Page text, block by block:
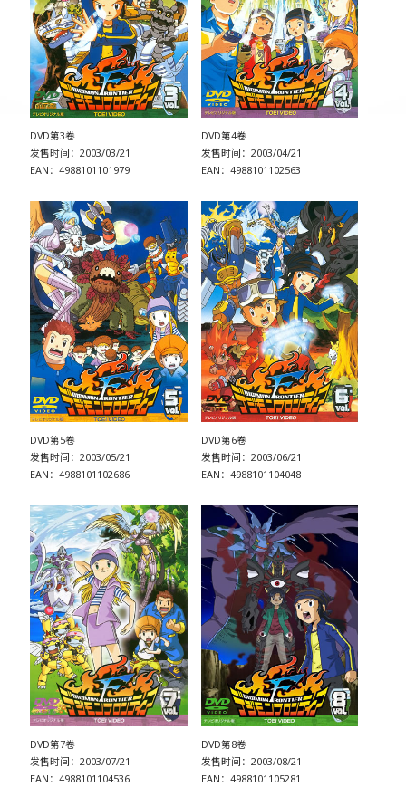
DVD第3卷
发售时间：2003/03/21
EAN：4988101101979
DVD第4卷
发售时间：2003/04/21
EAN：4988101102563
DVD第5卷
发售时间：2003/05/21
EAN：4988101102686
DVD第6卷
发售时间：2003/06/21
EAN：4988101104048
DVD第7卷
发售时间：2003/07/21
EAN：4988101104536
DVD第8卷
发售时间：2003/08/21
EAN：4988101105281